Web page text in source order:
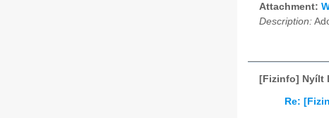
Attachment:
Description:
[Fizinfo] Nyílt
Re: